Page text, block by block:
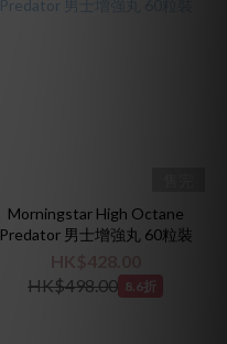
Morningstar High Octane
Predator 男士增強丸 60粒裝
HK$428.00
HK$498.00 8.6折